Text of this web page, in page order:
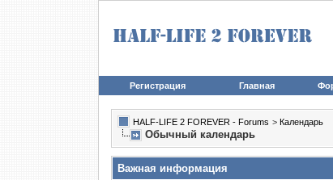
Регистрация Главная
HALF-LIFE 2 FOREVER - Forums > Календарь
Обычный календарь
Важная информация